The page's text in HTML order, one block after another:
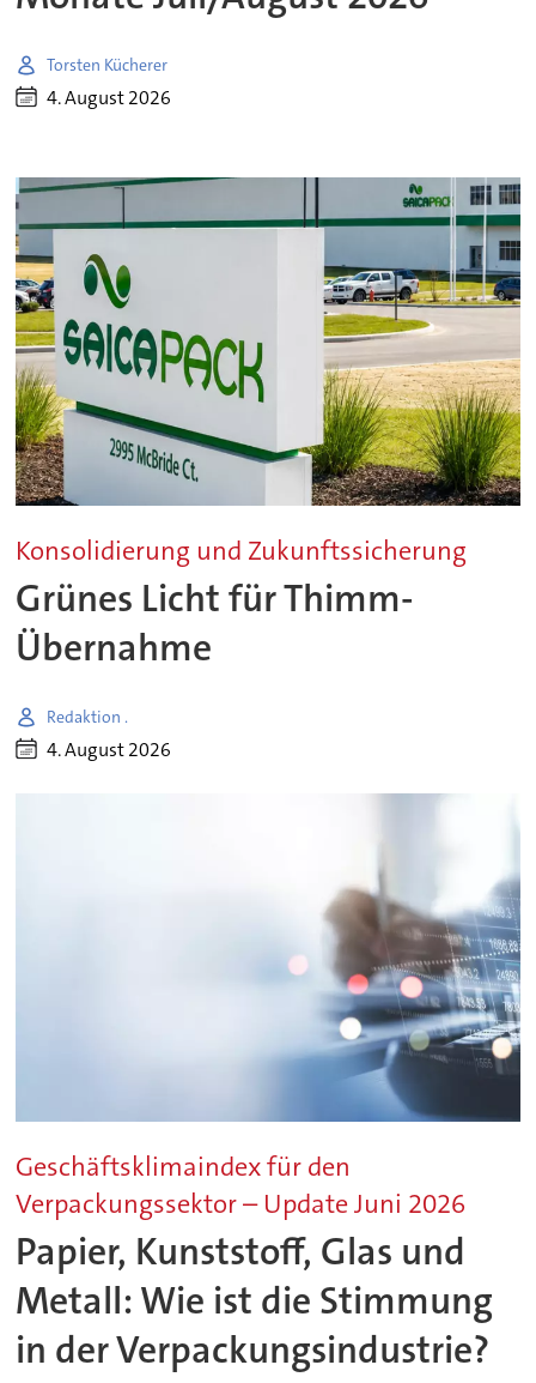
Torsten Kücherer
4. August 2026
Konsolidierung und Zukunftssicherung
Grünes Licht für Thimm-
Übernahme
Redaktion .
4. August 2026
Geschäftsklimaindex für den
Verpackungssektor – Update Juni 2026
Papier, Kunststoff, Glas und
Metall: Wie ist die Stimmung
in der Verpackungsindustrie?